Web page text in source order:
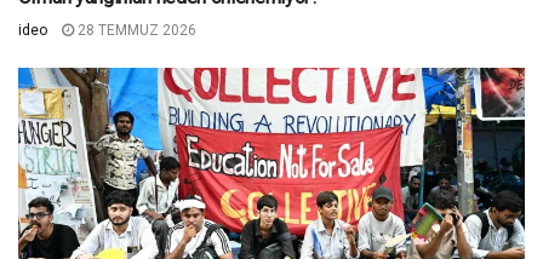
ideo 28 TEMMUZ 2026